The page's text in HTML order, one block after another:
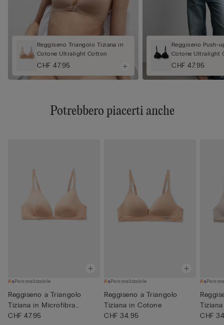
Reggiseno Triangolo Tiziana in
Cotone Ultralight Cotton
CHF 47.95
Reggiseno Push-
Cotone Ultralight
CHF 47.95
Potrebbero piacerti anche
Personalizzabile
Reggiseno a Triangolo
Tiziana in Microfibra
Ultral...
CHF 47.95
Personalizzabile
Reggiseno a Triangolo
Tiziana in Cotone
CHF 34.95
CHF